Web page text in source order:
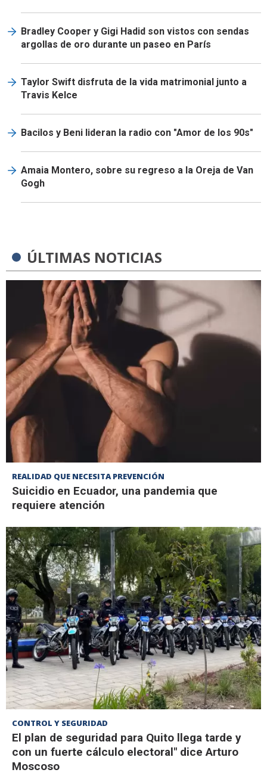
Bradley Cooper y Gigi Hadid son vistos con sendas
argollas de oro durante un paseo en París
Taylor Swift disfruta de la vida matrimonial junto a
Travis Kelce
Bacilos y Beni lideran la radio con "Amor de los 90s"
Amaia Montero, sobre su regreso a la Oreja de Van
Gogh
ÚLTIMAS NOTICIAS
REALIDAD QUE NECESITA PREVENCIÓN
Suicidio en Ecuador, una pandemia que
requiere atención
CONTROL Y SEGURIDAD
El plan de seguridad para Quito llega tarde y
con un fuerte cálculo electoral" dice Arturo
Moscoso